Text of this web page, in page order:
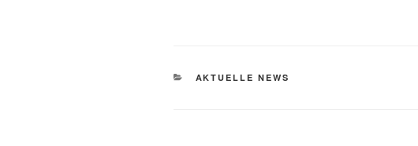
CATEGORIES
AKTUELLE NEWS